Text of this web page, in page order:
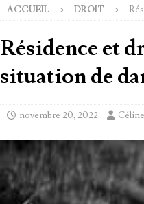
ACCUEIL DROIT
Résidence et
situation de
novembre 20, 2022